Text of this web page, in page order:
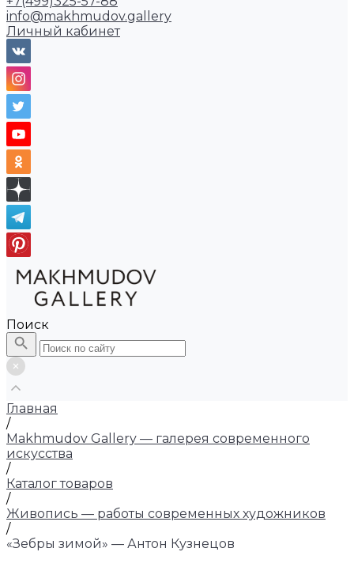
info@makhmudov.gallery
Личный кабинет
Поиск
Главная
/
Makhmudov Gallery — галерея современного
искусства
/
Каталог товаров
/
Живопись — работы современных художников
/
«Зебры зимой» — Антон Кузнецов